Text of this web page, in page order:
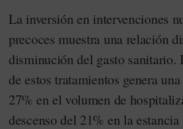
La inversión en intervenciones
precoces muestra una relación
disminución del gasto sanitario.
de estos tratamientos genera
27% en el volumen de
descenso del 21% en la